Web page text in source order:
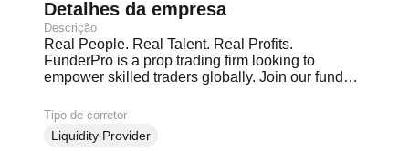
Detalhes da empresa
Descrição
Real People. Real Talent. Real Profits.
FunderPro is a prop trading firm looking to
empower skilled traders globally. Join our funded
FunderPro's mission can be achieved only if we
turn words into action. FAIR RULES: No trailing
drawdowns, No time limits, Rewards paid fast
Tipo de corretor
Liquidity Provider